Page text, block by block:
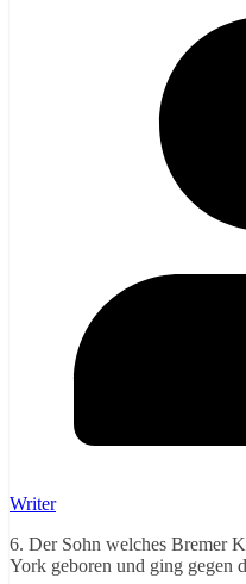
Writer
6. Der Sohn welches Bremer
York geboren und ging gegen